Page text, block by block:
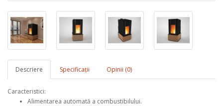
Descriere Specificaţii Opinii (0)
Caracteristici:
Alimentarea automată a combustibilului.